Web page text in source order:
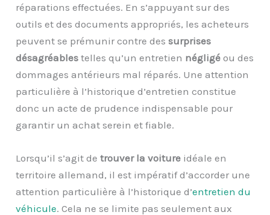
réparations effectuées. En s’appuyant sur des
outils et des documents appropriés, les acheteurs
peuvent se prémunir contre dessurprises
désagréables telles qu’un entretien négligé ou des
dommages antérieurs mal réparés. Une attention
particulière à l’historique d’entretien constitue
donc un acte de prudence indispensable pour
garantir un achat serein et fiable.
Lorsqu’il s’agit detrouver la voiture idéale en
territoire allemand, il est impératif d’accorder une
attention particulière à l’historique d’entretien du
véhicule. Cela ne se limite pas seulement aux